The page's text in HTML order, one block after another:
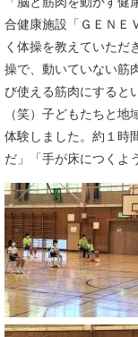
合健康施設「ＧＥＮＥ
く体操を教えていただ
操で、動いていない筋
び使える筋肉にすると
（笑）子どもたちと
体験しました。約１時
だ」「手が床につくよ